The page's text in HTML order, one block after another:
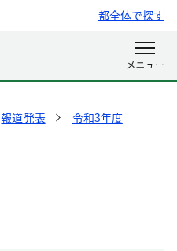
都全体で探す
報道発表
令和3年度